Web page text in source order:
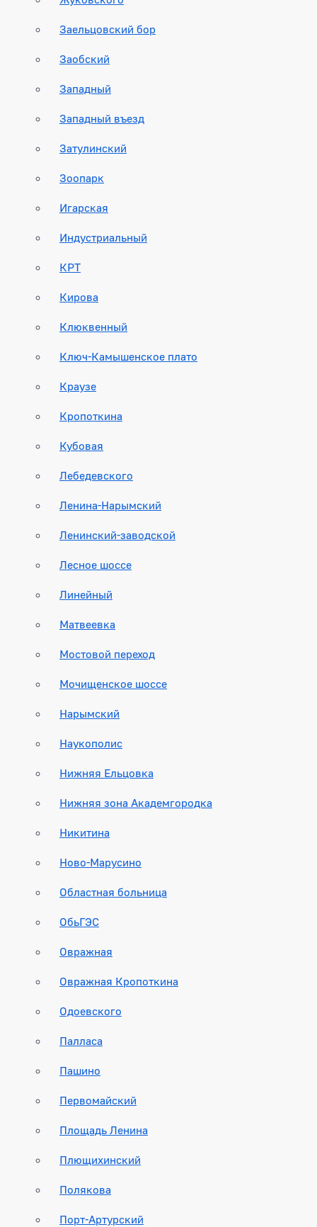
Заельцовский бор
Заобский
Западный
Западный въезд
Затулинский
Зоопарк
Игарская
Индустриальный
КРТ
Кирова
Клюквенный
Ключ-Камышенское плато
Краузе
Кропоткина
Кубовая
Лебедевского
Ленина-Нарымский
Ленинский-заводской
Лесное шоссе
Линейный
Матвеевка
Мостовой переход
Мочищенское шоссе
Нарымский
Наукополис
Нижняя Ельцовка
Нижняя зона Академгородка
Никитина
Ново-Марусино
Областная больница
ОбьГЭС
Овражная
Овражная Кропоткина
Одоевского
Палласа
Пашино
Первомайский
Площадь Ленина
Плющихинский
Полякова
Порт-Артурский